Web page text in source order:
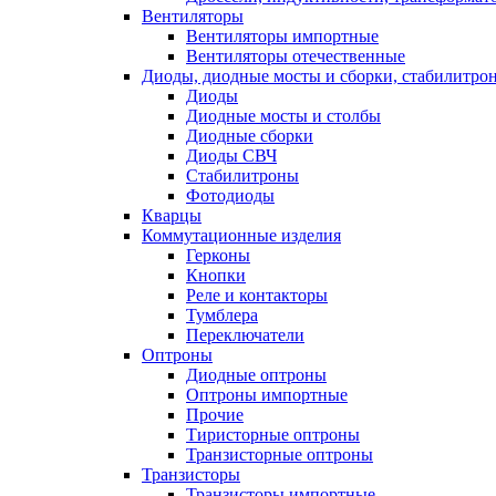
Вентиляторы
Вентиляторы импортные
Вентиляторы отечественные
Диоды, диодные мосты и сборки,
Диоды
Диодные мосты и столбы
Диодные сборки
Диоды СВЧ
Стабилитроны
Фотодиоды
Кварцы
Коммутационные изделия
Герконы
Кнопки
Реле и контакторы
Тумблера
Переключатели
Оптроны
Диодные оптроны
Оптроны импортные
Прочие
Тиристорные оптроны
Транзисторные оптроны
Транзисторы